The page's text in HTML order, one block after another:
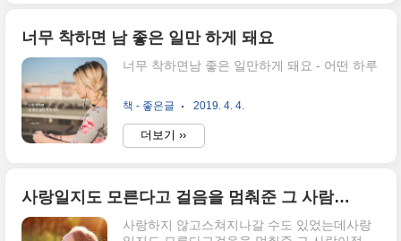
너무 착하면 남 좋은 일만 하게 돼요
너무 착하면남 좋은 일만하게 돼요 - 어떤 하루
책 - 좋은글 2019. 4. 4.
더보기 ››
사랑일지도 모른다고 걸음을 멈춰준 그 사람이 정녕 고맙다고
사랑하지 않고스쳐지나갈 수도 있었는데사랑